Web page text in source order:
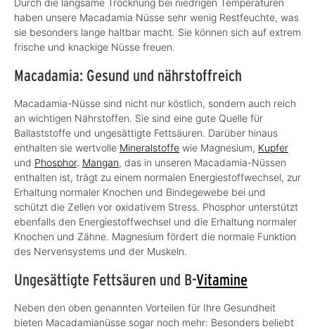
haben unsere Macadamia Nüsse sehr wenig Restfeuchte, was
sie besonders lange haltbar macht. Sie können sich auf extrem
frische und knackige Nüsse freuen.
Macadamia: Gesund und nährstoffreich
Macadamia-Nüsse sind nicht nur köstlich, sondern auch reich
an wichtigen Nährstoffen. Sie sind eine gute Quelle für
Ballaststoffe und ungesättigte Fettsäuren. Darüber hinaus
enthalten sie wertvolle Mineralstoffe wie Magnesium, Kupfer
und Phosphor. Mangan, das in unseren Macadamia-Nüssen
enthalten ist, trägt zu einem normalen Energiestoffwechsel, zur
Erhaltung normaler Knochen und Bindegewebe bei und
schützt die Zellen vor oxidativem Stress. Phosphor unterstützt
ebenfalls den Energiestoffwechsel und die Erhaltung normaler
Knochen und Zähne. Magnesium fördert die normale Funktion
des Nervensystems und der Muskeln.
Ungesättigte Fettsäuren und B-Vitamine
Neben den oben genannten Vorteilen für Ihre Gesundheit
bieten Macadamianüsse sogar noch mehr: Besonders beliebt